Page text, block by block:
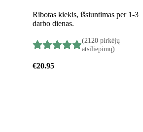
Ribotas kiekis, išsiuntimas per 1-3
darbo dienas.
(2120 pirkėjų
atsiliepimų)
€20.95